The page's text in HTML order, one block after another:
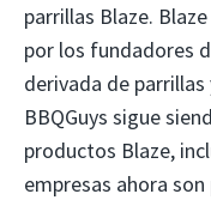
parrillas Blaze.
por los fundadores
derivada de
BBQGuys sigue
productos Blaze,
empresas ahora